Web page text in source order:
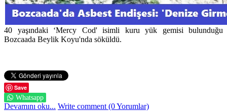
40 yaşındaki ‘Mercy Cod' isimli kuru yük gemisi bulunduğu
Bozcaada Beylik Koyu'nda söküldü.
Save
Whatsapp
Devamını oku... Write comment (0 Yorumlar)